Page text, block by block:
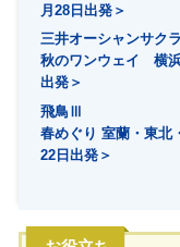
月28日出発＞
三井オーシャンサクラ
秋のワンウェイ 横
出発＞
飛鳥Ⅲ
春めぐり 室蘭・東北
22日出発＞